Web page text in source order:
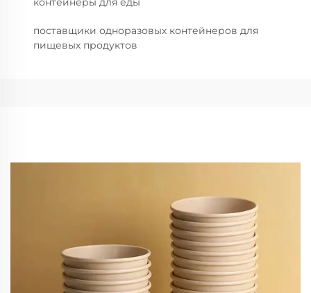
поставщики одноразовых контейнеров для
пищевых продуктов